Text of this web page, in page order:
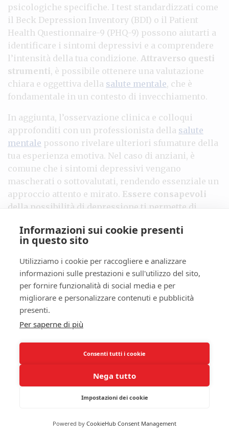
psicologiche specifiche. I test standardizzati come
il Beck Depression Inventory (BDI) o il Patient
Health Questionnaire-9 (PHQ-9) possono aiutarti a
identificare i sintomi depressivi e a comprendere
l’intensità della tua condizione. Attraverso questi
strumenti, è possibile ottenere una valutazione
chiara e oggettiva della salute mentale, che è
fondamentale in un contesto di invecchiamento.
In aggiunta, l’osservazione clinica e colloqui
approfonditi con un professionista della salute
mentale possono rivelare ulteriori sfumature della
tua esperienza emotiva. Nel caso di anziani, è
comune che i sintomi depressivi vengano
mascherati o sottovalutati, rendendo essenziale un
approccio attento e mirato. Essere consapevoli
della possibilità di depressione ti permette di
determinazione, aprendo al contempo la strada per
il supporto adeguato.
Infine, valutazioni aggiuntive come la valutazione
della storia familiare e le indagini sullo stato
cognitivo possono fornire informazioni chiave.
Questi elementi possono rivelare fattori
predisponenti o scatenanti nella tua vita,
collegando idisturbi del sonno
in modo più esauriente.Comprendere questi
ti consente di prendere decisioni
informate riguardo alla tua assistenza e
trattamento complessivo.
Importanza delle Valutazioni
Informazioni sui cookie presenti
in questo sito
Utilizziamo i cookie per raccogliere e analizzare
informazioni sulle prestazioni e sull'utilizzo del sito,
per fornire funzionalità di social media e per
migliorare e personalizzare contenuti e pubblicità
presenti.
Per saperne di più
Consenti tutti i cookie
Nega tutto
Impostazioni dei cookie
Powered by CookieHub Consent Management